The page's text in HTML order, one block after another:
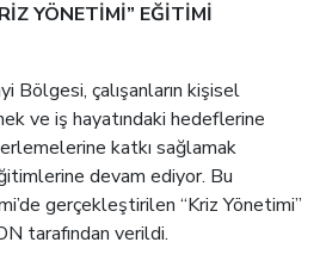
YÖNETİMİ” EĞİTİMİ
Bölgesi, çalışanların kişisel
ve iş hayatındaki hedeflerine
katkı sağlamak
devam ediyor. Bu
gerçekleştirilen “Kriz Yönetimi”
tarafından verildi.